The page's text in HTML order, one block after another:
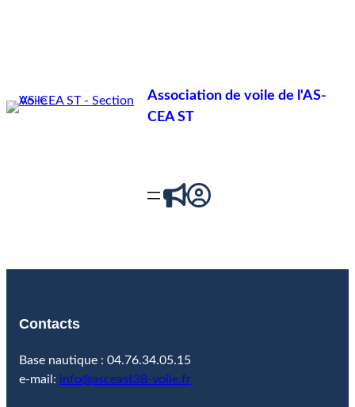
Association de voile de l'AS-
CEA ST
Contacts
Base nautique : 04.76.34.05.15
e-mail: info@asceast38-voile.fr